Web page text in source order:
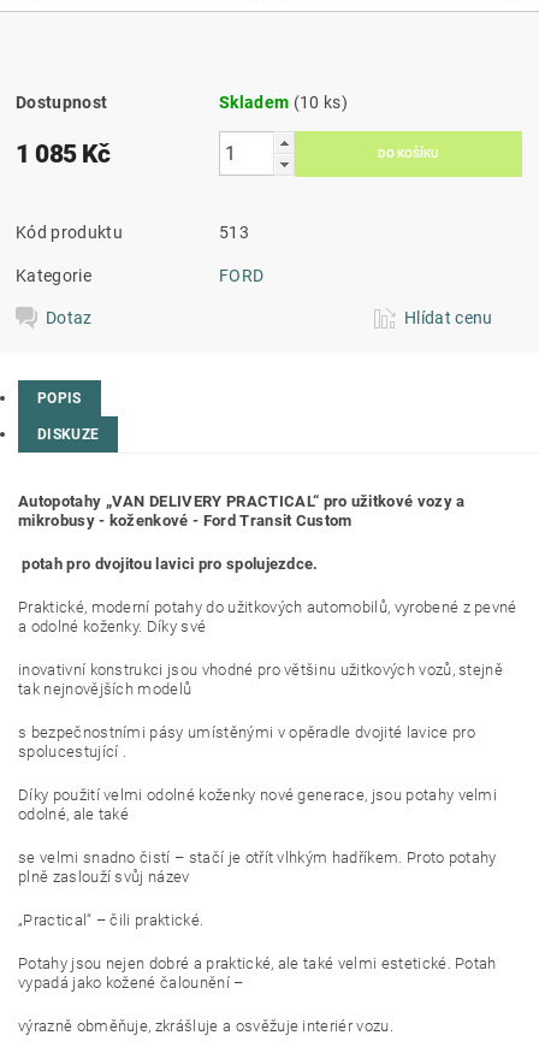
Dostupnost Skladem (10 ks)
1 085 Kč
Kód produktu 513
Kategorie FORD
Dotaz Hlídat cenu
POPIS
DISKUZE
Autopotahy „VAN DELIVERY PRACTICAL“ pro užitkové vozy a
mikrobusy - koženkové - Ford Transit Custom
potah pro dvojitou lavici pro spolujezdce.
Praktické, moderní potahy do užitkových automobilů, vyrobené z pevné
a odolné koženky. Díky své
inovativní konstrukci jsou vhodné pro většinu užitkových vozů, stejně
tak nejnovějších modelů
s bezpečnostními pásy umístěnými v opěradle dvojité lavice pro
spolucestující .
Díky použití velmi odolné koženky nové generace, jsou potahy velmi
odolné, ale také
se velmi snadno čistí – stačí je otřít vlhkým hadříkem. Proto potahy
plně zaslouží svůj název
„Practical“ – čili praktické.
Potahy jsou nejen dobré a praktické, ale také velmi estetické. Potah
vypadá jako kožené čalounění –
výrazně obměňuje, zkrášluje a osvěžuje interiér vozu.